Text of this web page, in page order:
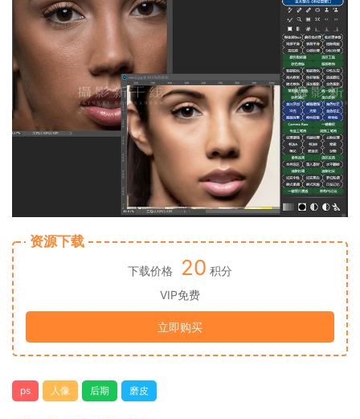
资源下载
下载价格 20 积分
VIP免费
立即购买
ps 人像 后期 磨皮